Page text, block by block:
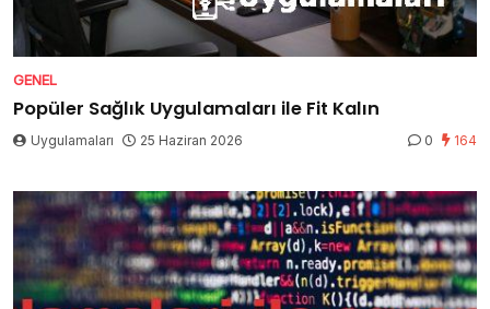
GENEL
Popüler Sağlık Uygulamaları ile Fit Kalın
Uygulamaları 25 Haziran 2026 0 164